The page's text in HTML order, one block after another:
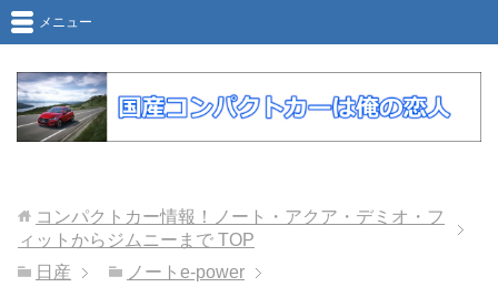
メニュー
コンパクトカー情報！ノート・アクア・デミオ・フ
ィットからジムニーまで TOP
日産
ノートe-power